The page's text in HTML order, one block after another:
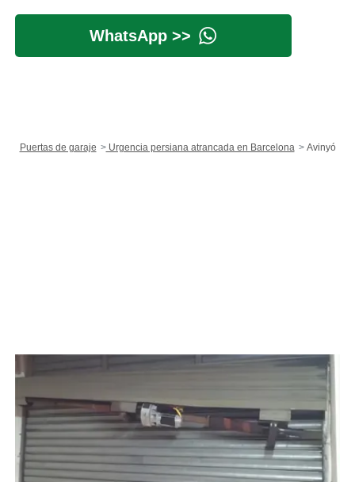
WhatsApp >>
Puertas de garaje Urgencia persiana atrancada en Barcelona Avinyó